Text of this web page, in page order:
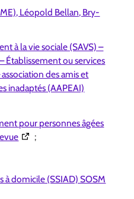
Léopold Bellan, Bry-
nouvelle fenêtre)
à la vie sociale (SAVS) –
Établissement ou services
des amis et
inadaptés (AAPEAI)
une nouvelle fenêtre)
pour personnes âgées
(Ouverture dans une
;
dans une nouvelle fenêtre)
à domicile (SSIAD) SOSM
une nouvelle fenêtre)